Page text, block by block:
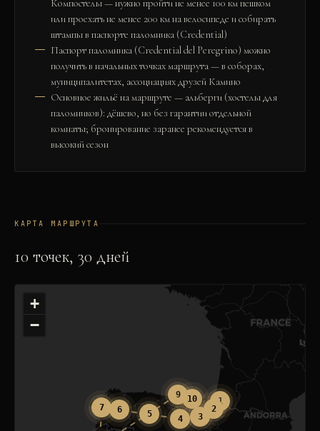
Компостелы — нужно пройти не менее 100 км пешком
или проехать не менее 200 км на велосипеде и собирать
штампы в паспорте паломника (Credential)
Паспорт паломника (Credential del Peregrino) можно
получить в начальных точках маршрута — в соборах,
муниципалитетах, ассоциациях друзей Камино
Основное жильё на маршруте — альберги (хостелы для
паломников): дёшево, но без гарантии отдельной
комнаты; бронирование заранее рекомендуется в
высокий сезон
КАРТА МАРШРУТА
10 точек, 30 дней
1
2
3
4
5
6
7
9 10
+
−